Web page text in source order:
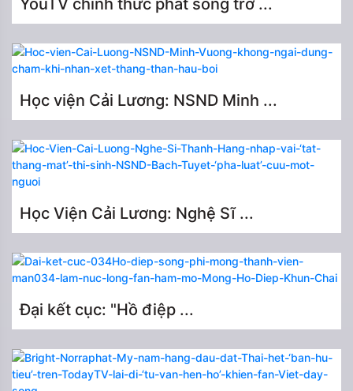
YouTV chính thức phát sóng trở ...
Học viện Cải Lương: NSND Minh ...
Học Viện Cải Lương: Nghệ Sĩ ...
Đại kết cục: "Hồ điệp ...